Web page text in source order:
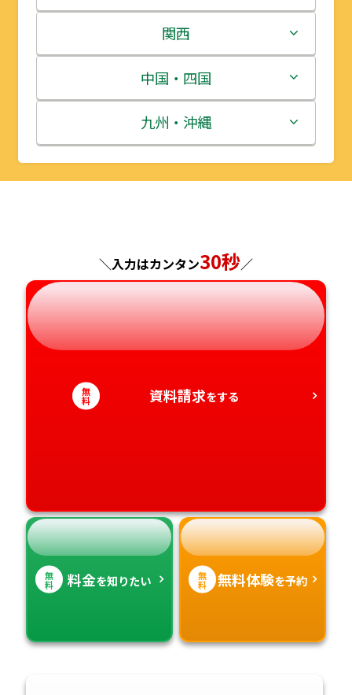
岩手県
宮城県
秋田県
山形県
栃木県
群馬県
埼玉県
千葉県
新潟県
富山県
石川県
福井県
岐阜県
静岡県
関西
三重県
滋賀県
京都府
奈良県
和歌山県
中国・四国
鳥取県
島根県
山口県
徳島県
九州・沖縄
福岡県
熊本県
大分県
宮崎県
＼入力はカンタン30秒／
無
料 資料請求をする
無
料 料金を知りたい 無
料 無料体験を予約